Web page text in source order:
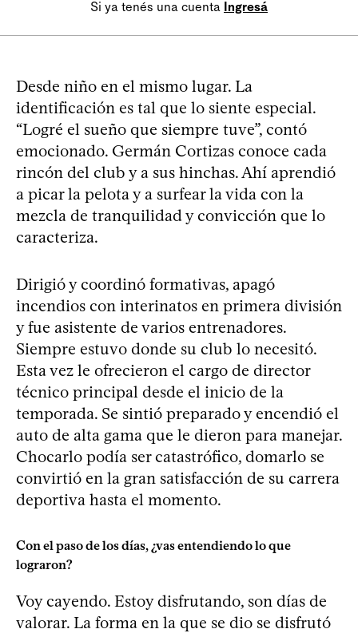
Si ya tenés una cuenta Ingresá
Desde niño en el mismo lugar. La
identificación es tal que lo siente especial.
“Logré el sueño que siempre tuve”, contó
emocionado. Germán Cortizas conoce cada
rincón del club y a sus hinchas. Ahí aprendió
a picar la pelota y a surfear la vida con la
mezcla de tranquilidad y convicción que lo
caracteriza.
Dirigió y coordinó formativas, apagó
incendios con interinatos en primera división
y fue asistente de varios entrenadores.
Siempre estuvo donde su club lo necesitó.
Esta vez le ofrecieron el cargo de director
técnico principal desde el inicio de la
temporada. Se sintió preparado y encendió el
auto de alta gama que le dieron para manejar.
Chocarlo podía ser catastrófico, domarlo se
convirtió en la gran satisfacción de su carrera
deportiva hasta el momento.
Con el paso de los días, ¿vas entendiendo lo que
lograron?
Voy cayendo. Estoy disfrutando, son días de
valorar. La forma en la que se dio se disfrutó